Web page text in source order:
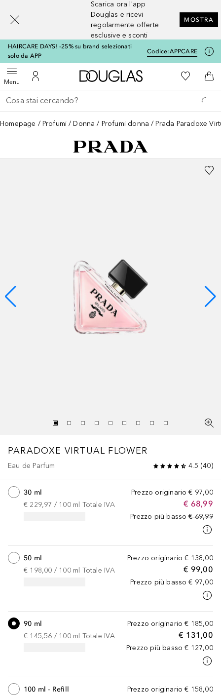
Scarica ora l'app
Douglas e ricevi
regolarmente offerte
esclusive e sconti
MOSTRA
HAIRCARE DAYS! -25% su brand selezionati
solo da APP
Codice:APPCARE
MenuApri menuAl Mio Account
A Douglas HomeAlla Mia
Al
Torna indietro
Esegui ricerca
Homepage Profumi Donna Profumi donna Prada Paradoxe
PARADOXE VIRTUAL FLOWER
Eau de Parfum 4.5 (40)
Prezzo originario € 97,00
€ 68,99
Prezzo più basso € 69,99
30 ml
€ 229,97 / 100 ml Totale IVA
Prezzo originario € 138,00
€ 99,00
Prezzo più basso € 97,00
50 ml
€ 198,00 / 100 ml Totale IVA
Prezzo originario € 185,00
€ 131,00
Prezzo più basso € 127,00
90 ml
€ 145,56 / 100 ml Totale IVA
Prezzo originario € 158,00
100 ml - Refill
[navigation.slideout.screenreader]